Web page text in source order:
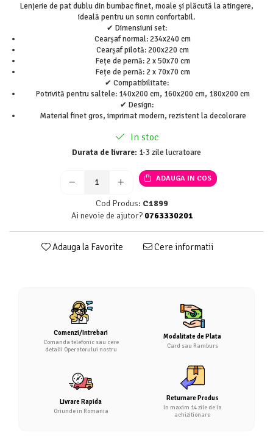
Lenjerie de pat dublu din bumbac finet, moale și plăcută la atingere,
ideală pentru un somn confortabil.
✔ Dimensiuni set:
Cearșaf normal: 234x240 cm
Cearșaf pilotă: 200x220 cm
Fețe de pernă: 2 x 50x70 cm
Fețe de pernă: 2 x 70x70 cm
✔ Compatibilitate:
Potrivită pentru saltele: 140x200 cm, 160x200 cm, 180x200 cm
✔ Design:
Material finet gros, imprimat modern, rezistent la decolorare
In stoc
Durata de livrare: 1-3 zile lucratoare
ADAUGA IN COS
Cod Produs: C1899
Ai nevoie de ajutor? 0763330201
Adauga la Favorite Cere informatii
Comenzi/Intrebari
Comanda telefonic sau cere
detalii Operatorului nostru
Modalitate de Plata
Card sau Ramburs
Livrare Rapida
Oriunde in Romania
Returnare Produs
In maxim 14 zile de la
achizitionare